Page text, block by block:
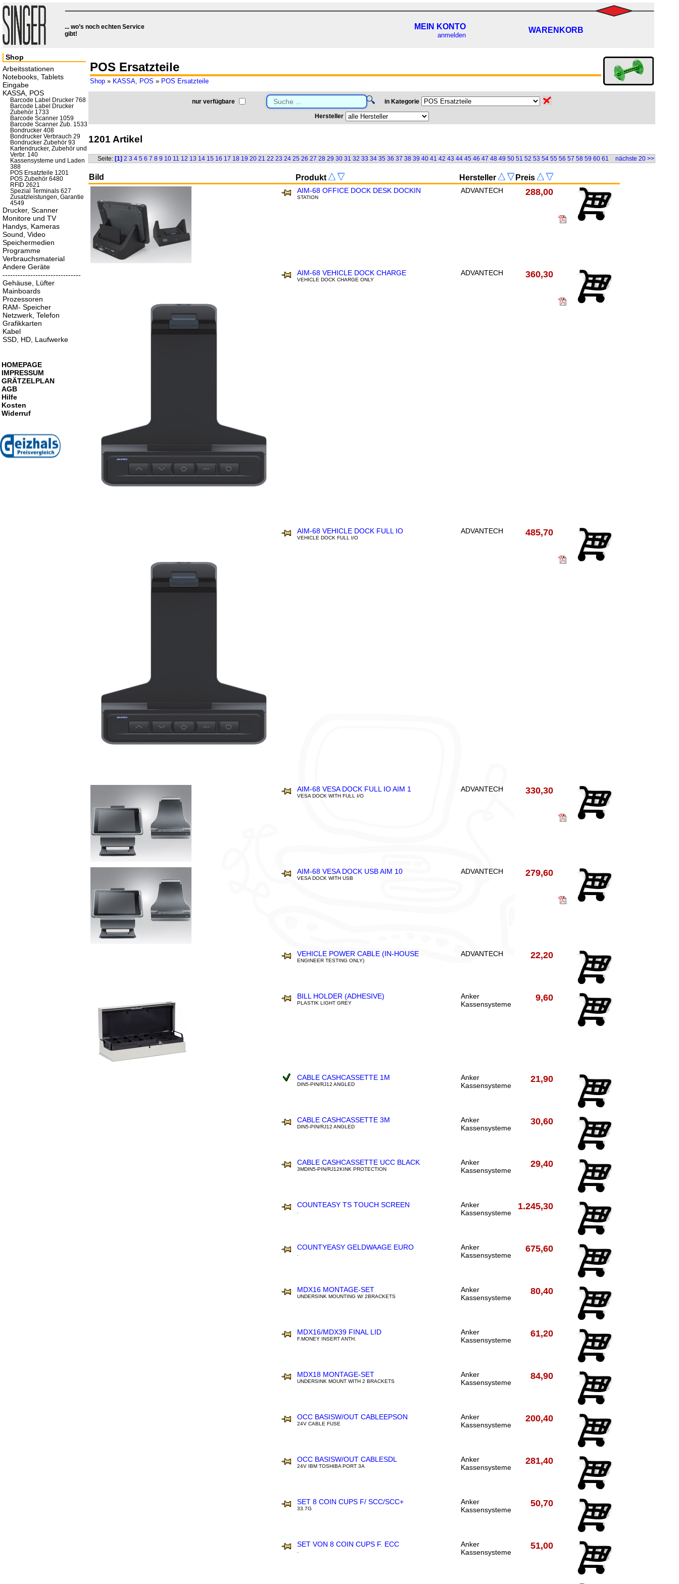
... wo’s noch echten Service
gibt!
MEIN KONTO
anmelden
WARENKORB
POS Ersatzteile
Shop » KASSA, POS » POS Ersatzteile
nur verfügbare 🔍 in Kategorie
Hersteller
1201 Artikel
Seite: [1] 2 3 4 5 6 7 8 9 10 11 12 13 14 15 16 17 18 19 20 21 22 23 24 25 26 27 28 29 30 31 32 33 34 35 36 37 38 39 40 41 42 43 44 45 46 47 48 49 50 51 52 53 54 55 56 57 58 59 60 61 nächste 20 >>
Bild Produkt Hersteller Preis
AIM-68 OFFICE DOCK DESK DOCKIN
STATION
ADVANTECH 288,00
AIM-68 VEHICLE DOCK CHARGE
VEHICLE DOCK CHARGE ONLY
ADVANTECH 360,30
AIM-68 VEHICLE DOCK FULL IO
VEHICLE DOCK FULL I/O
ADVANTECH 485,70
AIM-68 VESA DOCK FULL IO AIM 1
VESA DOCK WITH FULL I/O
ADVANTECH 330,30
AIM-68 VESA DOCK USB AIM 10
VESA DOCK WITH USB
ADVANTECH 279,60
VEHICLE POWER CABLE (IN-HOUSE
ENGINEER TESTING ONLY)
ADVANTECH 22,20
BILL HOLDER (ADHESIVE)
PLASTIK LIGHT GREY
Anker
Kassensysteme
9,60
CABLE CASHCASSETTE 1M
DIN5-PIN/RJ12 ANGLED
Anker
Kassensysteme
21,90
CABLE CASHCASSETTE 3M
DIN5-PIN/RJ12 ANGLED
Anker
Kassensysteme
30,60
CABLE CASHCASSETTE UCC BLACK
3MDIN5-PIN/RJ12KINK PROTECTION
Anker
Kassensysteme
29,40
COUNTEASY TS TOUCH SCREEN
.
Anker
Kassensysteme
1.245,30
COUNTYEASY GELDWAAGE EURO
.
Anker
Kassensysteme
675,60
MDX16 MONTAGE-SET
UNDERSINK MOUNTING W/ 2BRACKETS
Anker
Kassensysteme
80,40
MDX16/MDX39 FINAL LID
F.MONEY INSERT ANTH.
Anker
Kassensysteme
61,20
MDX18 MONTAGE-SET
UNDERSINK MOUNT WITH 2 BRACKETS
Anker
Kassensysteme
84,90
OCC BASISW/OUT CABLEEPSON
24V CABLE FUSE
Anker
Kassensysteme
200,40
OCC BASISW/OUT CABLESDL
24V IBM TOSHIBA PORT 3A
Anker
Kassensysteme
281,40
SET 8 COIN CUPS F/ SCC/SCC+
33.7G
Anker
Kassensysteme
50,70
SET VON 8 COIN CUPS F. ECC
.
Anker
Kassensysteme
51,00
Shop
Arbeitsstationen
Notebooks, Tablets
Eingabe
KASSA, POS
Barcode Label Drucker 768
Barcode Label Drucker
Zubehör 1733
Barcode Scanner 1059
Barcode Scanner Zub. 1533
Bondrucker 408
Bondrucker Verbrauch 29
Bondrucker Zubehör 93
Kartendrucker, Zubehör und
Verbr. 140
Kassensysteme und Laden
388
POS Ersatzteile 1201
POS Zubehör 6480
RFID 2621
Spezial Terminals 627
Zusatzleistungen, Garantie
4549
Drucker, Scanner
Monitore und TV
Handys, Kameras
Sound, Video
Speichermedien
Programme
Verbrauchsmaterial
Andere Geräte
-------------------------------
Gehäuse, Lüfter
Mainboards
Prozessoren
RAM- Speicher
Netzwerk, Telefon
Grafikkarten
Kabel
SSD, HD, Laufwerke
HOMEPAGE
IMPRESSUM
GRÄTZELPLAN
AGB
Hilfe
Kosten
Widerruf